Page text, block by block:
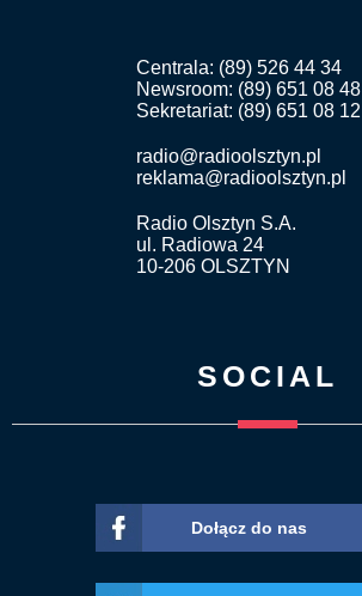
Centrala: (89) 526 44 34
Newsroom: (89) 651 08 48
Sekretariat: (89) 651 08 12
radio@radioolsztyn.pl
reklama@radioolsztyn.pl
Radio Olsztyn S.A.
ul. Radiowa 24
10-206 OLSZTYN
SOCIAL
Dołącz do nas